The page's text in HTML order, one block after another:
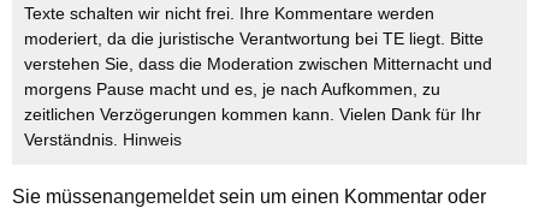
Texte schalten wir nicht frei. Ihre Kommentare werden
moderiert, da die juristische Verantwortung bei TE liegt. Bitte
verstehen Sie, dass die Moderation zwischen Mitternacht und
morgens Pause macht und es, je nach Aufkommen, zu
zeitlichen Verzögerungen kommen kann. Vielen Dank für Ihr
Verständnis. Hinweis
Sie müssenangemeldetsein um einen Kommentar oder